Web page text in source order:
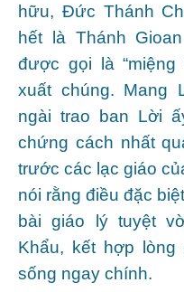
hữu, Đức Thánh
hết là Thánh
được gọi là
xuất chúng. Mang
ngài trao ban Lời
chứng cách nhất
trước các lạc giáo
nói rằng điều đặc
bài giáo lý tuyệt
Khẩu, kết hợp
sống ngay chính.